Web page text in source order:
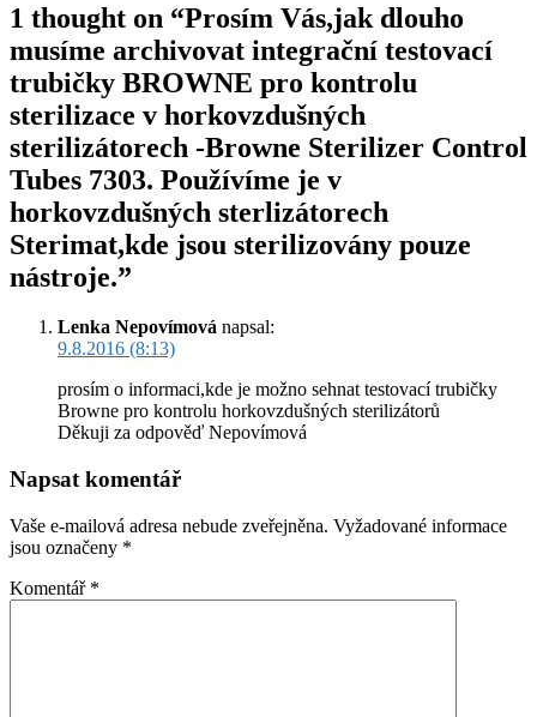
1 thought on “Prosím Vás,jak dlouho
musíme archivovat integrační testovací
trubičky BROWNE pro kontrolu
sterilizace v horkovzdušných
sterilizátorech -Browne Sterilizer Control
Tubes 7303. Používíme je v
horkovzdušných sterlizátorech
Sterimat,kde jsou sterilizovány pouze
nástroje.”
Lenka Nepovímová napsal:
9.8.2016 (8:13)
prosím o informaci,kde je možno sehnat testovací trubičky
Browne pro kontrolu horkovzdušných sterilizátorů
Děkuji za odpověď Nepovímová
Napsat komentář
Vaše e-mailová adresa nebude zveřejněna. Vyžadované informace
jsou označeny *
Komentář *